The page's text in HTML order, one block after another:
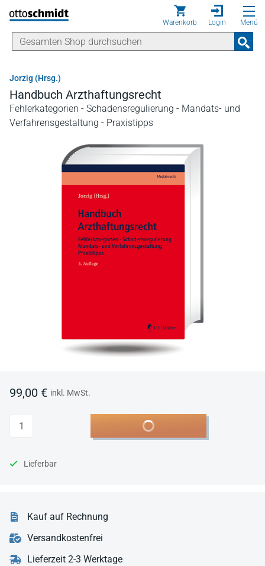
Direkt zum Inhalt
Warenkorb Login Menü
Jorzig (Hrsg.)
Handbuch Arzthaftungsrecht
Fehlerkategorien - Schadensregulierung - Mandats- und
Verfahrensgestaltung - Praxistipps
99,00 € inkl. MwSt.
Anzahl In den Warenkorb
Lieferbar
Kauf auf Rechnung
Versandkostenfrei
Lieferzeit 2-3 Werktage